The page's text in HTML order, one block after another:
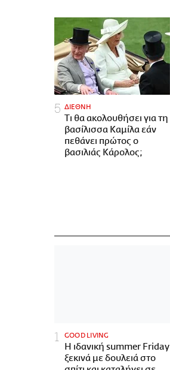
ΔΙΕΘΝΗ
Τι θα ακολουθήσει για τη
βασίλισσα Καμίλα εάν
πεθάνει πρώτος ο
βασιλιάς Κάρολος;
GOOD LIVING
Η ιδανική summer Friday
ξεκινά με δουλειά στο